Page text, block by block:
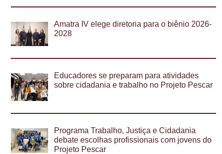
Amatra IV elege diretoria para o biênio 2026-
2028
Educadores se preparam para atividades
sobre cidadania e trabalho no Projeto Pescar
Programa Trabalho, Justiça e Cidadania
debate escolhas profissionais com jovens do
Projeto Pescar